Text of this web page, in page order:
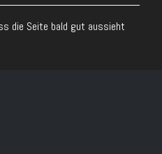
die Seite bald gut aussieht